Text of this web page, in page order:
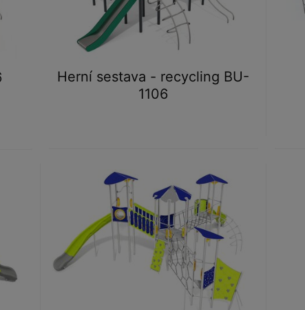
Herní sestava - recycling BU-
1106